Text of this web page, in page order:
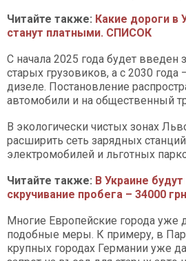
Читайте также: Какие дороги в
станут платными. СПИСОК
С начала 2025 года будет введен
старых грузовиков, а с 2030
дизеле. Постановление
автомобили и на общественный
В экологически чистых зонах
расширить сеть зарядных
электромобилей и льготных
Читайте также: В Украине
скручивание пробега – 34000 грн
Многие Европейские города уже
подобные меры. К примеру, в
крупных городах Германии уже